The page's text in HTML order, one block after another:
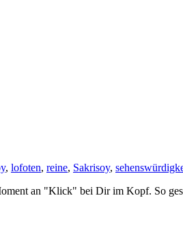
, lofoten, reine, Sakrisoy,
an "Klick" bei Dir im Kopf. So